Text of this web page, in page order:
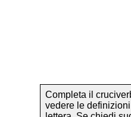
Completa il
vedere le